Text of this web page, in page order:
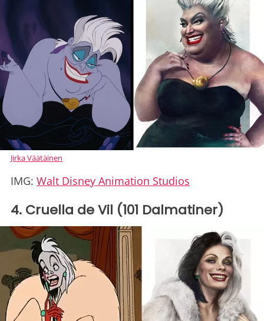
Jirka Väätäinen
IMG: Walt Disney Animation Studios
4. Cruella de Vil (101 Dalmatiner)